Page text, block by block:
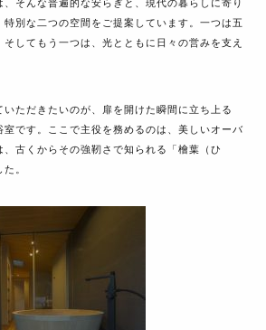
そんな普遍的な安らぎと、現代の暮らしに寄り
別な二つの空間をご提案しています。一つは五
してもう一つは、光とともに日々の営みを支え
いただきたいのが、扉を開けた瞬間に立ち上る
です。ここで主役を務めるのは、美しいオーバ
古くからその強靭さで知られる「檜葉（ひ
。